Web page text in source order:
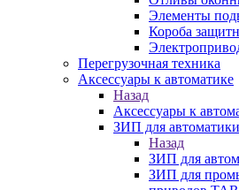
Элементы
Короба
Перегрузочная техника
Аксессуары к автоматике
Назад
Аксессуары к
ЗИП для
Назад
ЗИП для
ЗИП для